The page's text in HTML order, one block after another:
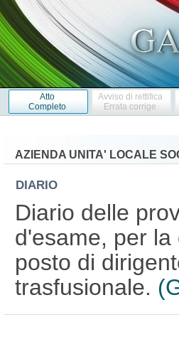
Atto
Completo
Avviso di rettifica
Errata corrige
AZIENDA UNITA' LOCALE
DIARIO
Diario delle
d'esame, per
posto di
trasfusionale.